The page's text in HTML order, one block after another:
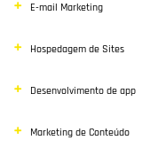
E-mail Marketing
Hospedagem de Sites
Desenvolvimento de app
Marketing de Conteúdo